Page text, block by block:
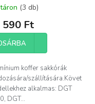
(3 db)
590 Ft
koffer sakkórák
szállítására.Következő
alkalmas: DGT
DGT...